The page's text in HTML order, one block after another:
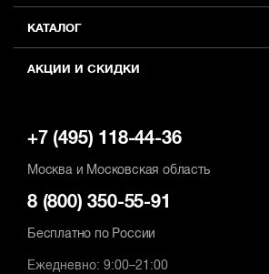
КАТАЛОГ
АКЦИИ И СКИДКИ
+7 (495) 118-44-36
Москва и Московская область
8 (800) 350-55-91
Бесплатно по России
Ежедневно: 9:00–21:00